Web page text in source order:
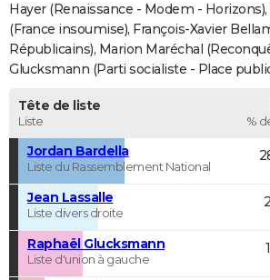
S'inscrire
Se connecter
Lycées
Collèges
Primaires
Universités
Entreprises
Service militaire
Avis de recherche
AVIS DE DÉCÈS
FORUM
Hayer (Renaissance - Modem -
(France insoumise), François-Xavier
Républicains), Marion Maréchal
Glucksmann (Parti socialiste - Place
Tête de liste
Liste %
Jordan Bardella
Liste du Rassemblement National
Jean Lassalle
Liste divers droite
Raphaël Glucksmann
Liste d'union à gauche